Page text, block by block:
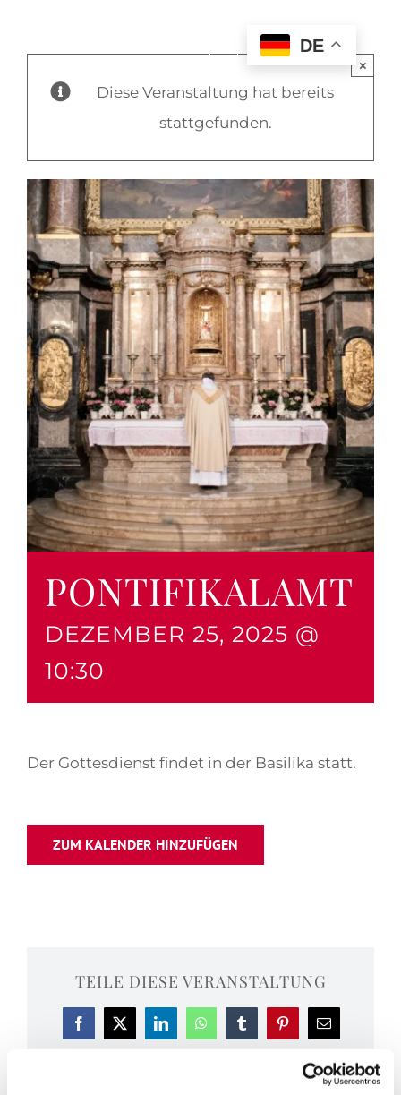
DE
Diese Veranstaltung hat bereits
stattgefunden.
×
PONTIFIKALAMT
DEZEMBER 25, 2025 @
10:30
Der Gottesdienst findet in der Basilika statt.
ZUM KALENDER HINZUFÜGEN
TEILE DIESE VERANSTALTUNG
Facebook
X LinkedInWhatsAppTumblrPinterest
E-
Mail